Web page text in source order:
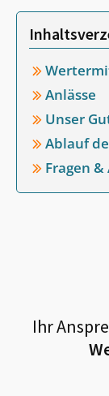
Anlässe
Unser
Ablauf
Fragen
Ihr